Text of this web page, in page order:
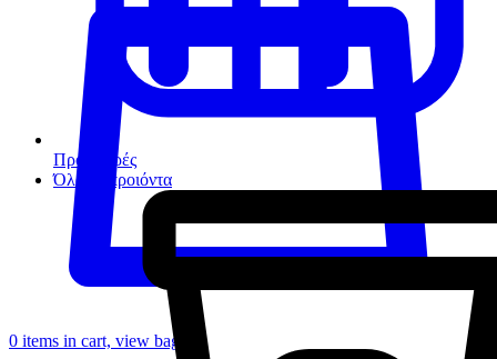
Προσφορές
Όλα τα προιόντα
0 items in cart, view bag